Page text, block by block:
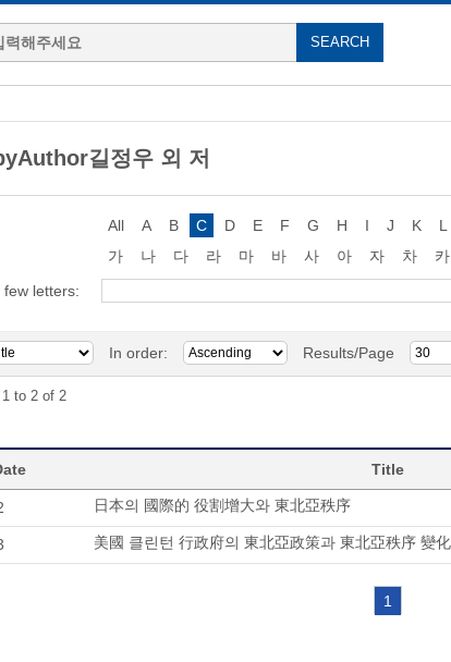
길정우 외 저
All A B C D E F G H I J K L
가
나 다 라 마 바 사 아 자 차 카
letters:
In order: Results/Page
to 2 of 2
Title
日本의 國際的 役割增大와 東北亞秩序
美國 클린턴 行政府의 東北亞政策과 東北亞秩序 變
1